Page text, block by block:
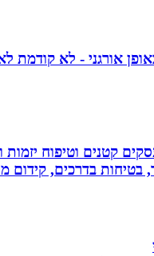
אורגני - לא קודמת
קטנים וטיפוח יזמות
בטיחות בדרכים,